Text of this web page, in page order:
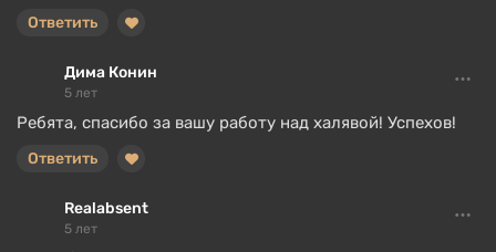
Ответить
Дима Конин
5 лет
Ребята, спасибо за вашу работу над халявой! Успехов!
Ответить
Realabsent
5 лет